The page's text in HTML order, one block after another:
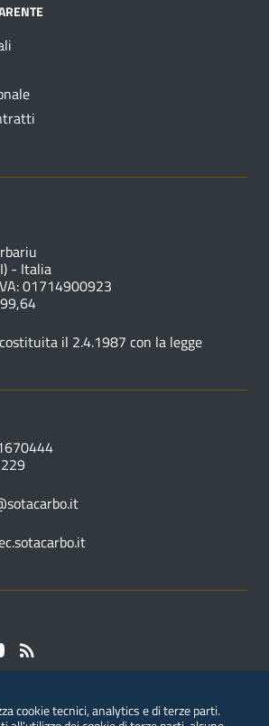
- Italia
01714900923
il 2.4.1987 con la legge
cookie tecnici, analytics e di terze parti.